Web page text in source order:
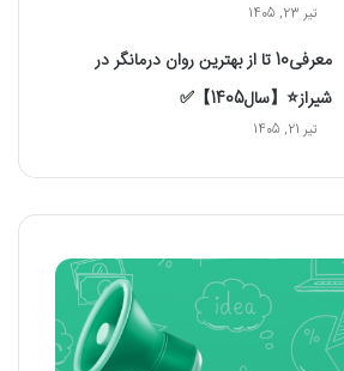
تیر 23, 1405
معرفی10 تا از بهترین روان درمانگر در
شیراز⭐【سال1405】✅
تیر 21, 1405